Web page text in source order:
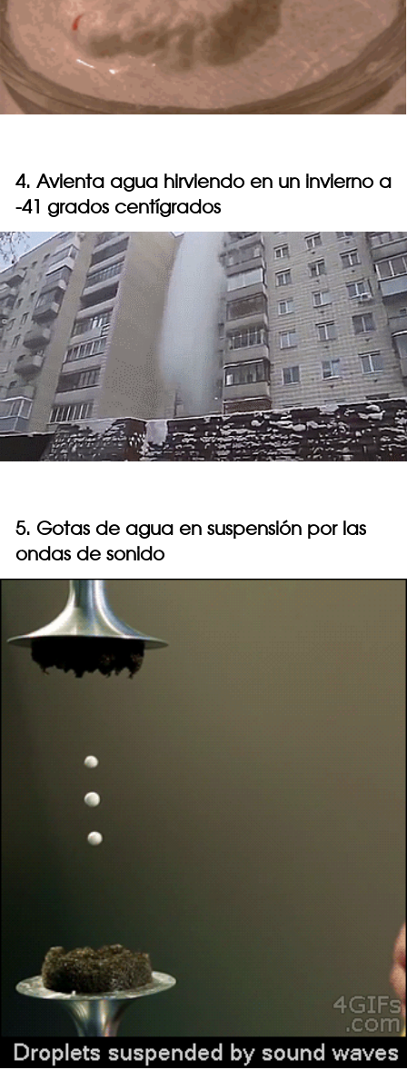
4. Avienta agua hirviendo en un invierno a
-41 grados centígrados
5. Gotas de agua en suspensión por las
ondas de sonido